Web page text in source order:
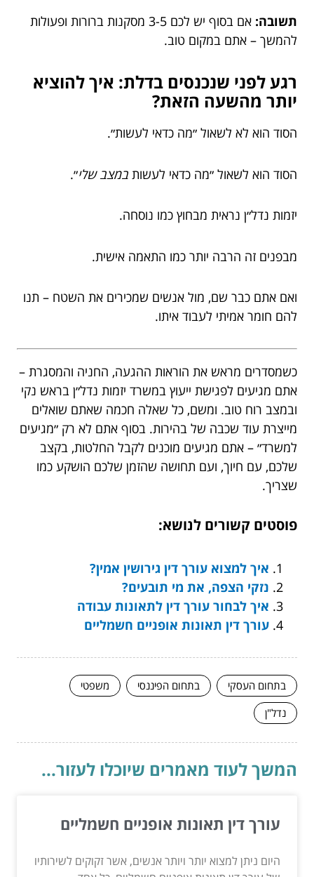
תשובה:
אם בסוף יש לכם 3-5 מסקנות ברורות ופעולות
להמשך – אתם במקום טוב.
רגע לפני שנכנסים בדלת: איך להוציא
יותר מהשעה הזאת?
הסוד הוא לא לשאול ״מה כדאי לעשות״.
הסוד הוא לשאול ״מה כדאי לעשות במצב שלי״.
יזמות נדל״ן נראית מבחוץ כמו נוסחה.
מבפנים זה הרבה יותר כמו התאמה אישית.
ואם אתם כבר שם, מול אנשים שמכירים את השטח – תנו
להם חומר אמיתי לעבוד איתו.
כשמסדרים מראש את הוראות ההגעה, החניה והמסגרת –
אתם מגיעים לפגישת ייעוץ במשרד יזמות נדל״ן בראש נקי
ובמצב רוח טוב. ומשם, כל שאלה חכמה שאתם שואלים
מייצרת עוד שכבה של בהירות. בסוף אתם לא רק ״מגיעים
למשרד״ – אתם מגיעים מוכנים לקבל החלטות, בקצב
שלכם, עם חיוך, ועם תחושה שהזמן שלכם הושקע כמו
שצריך.
פוסטים קשורים לנושא:
איך למצוא עורך דין גירושין אמין?
נזקי הצפה, את מי תובעים?
איך לבחור עורך דין לתאונות עבודה
עורך דין תאונות אופניים חשמליים
בתחום העסקי בתחום הפיננסי
משפטי
נדל"ן
המשך לעוד מאמרים שיוכלו לעזור...
עורך דין תאונות אופניים חשמליים
היום ניתן למצוא יותר ויותר אנשים, אשר זקוקים לשירותיו